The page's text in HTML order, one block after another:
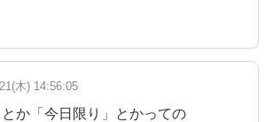
木) 14:56:05
か「今日限り」とかっての